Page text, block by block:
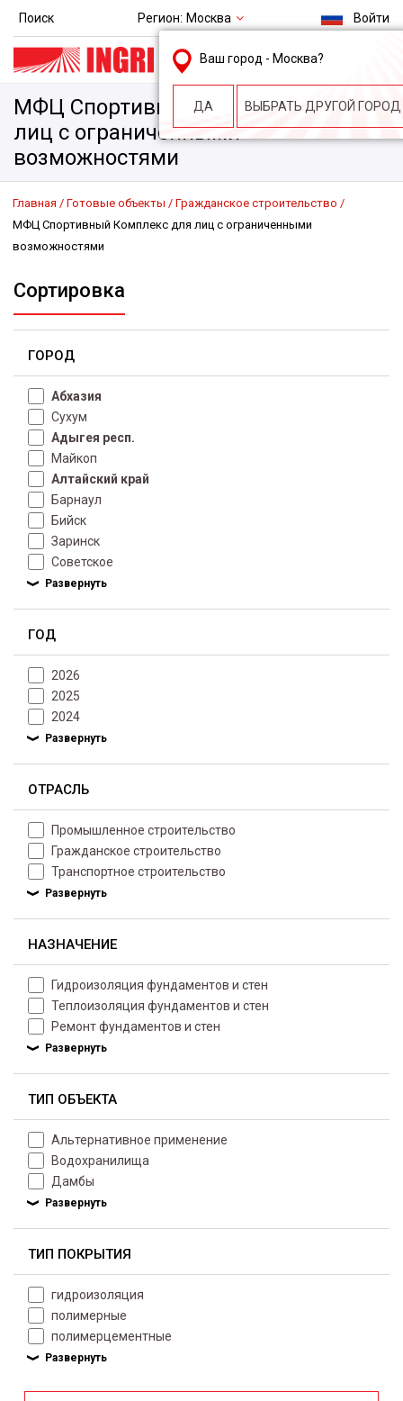
Поиск Регион: Москва
Ваш город - Москва?
ДА ВЫБРАТЬ ДРУГОЙ ГОРОД
Войти
msk@ingri.ru
пн. – пт.: 9.00-18.00
МФЦ Спортивный Комплекс для
лиц с ограниченными
возможностями
Главная Готовые объекты
Гражданское строительство
МФЦ Спортивный Комплекс для лиц с ограниченными
возможностями
Сортировка
ГОРОД
Абхазия
Сухум
Адыгея респ.
Майкоп
Алтайский край
Барнаул
Бийск
Заринск
Советское
ГОД
2026
2025
2024
ОТРАСЛЬ
Промышленное строительство
Гражданское строительство
Транспортное строительство
НАЗНАЧЕНИЕ
Гидроизоляция фундаментов и стен
Теплоизоляция фундаментов и стен
Ремонт фундаментов и стен
ТИП ОБЪЕКТА
Альтернативное применение
Водохранилища
Дамбы
ТИП ПОКРЫТИЯ
гидроизоляция
полимерные
полимерцементные